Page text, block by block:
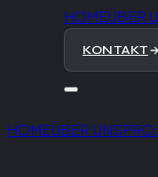
HOMEÜBER
KONTAKT
HOMEÜBER UNS